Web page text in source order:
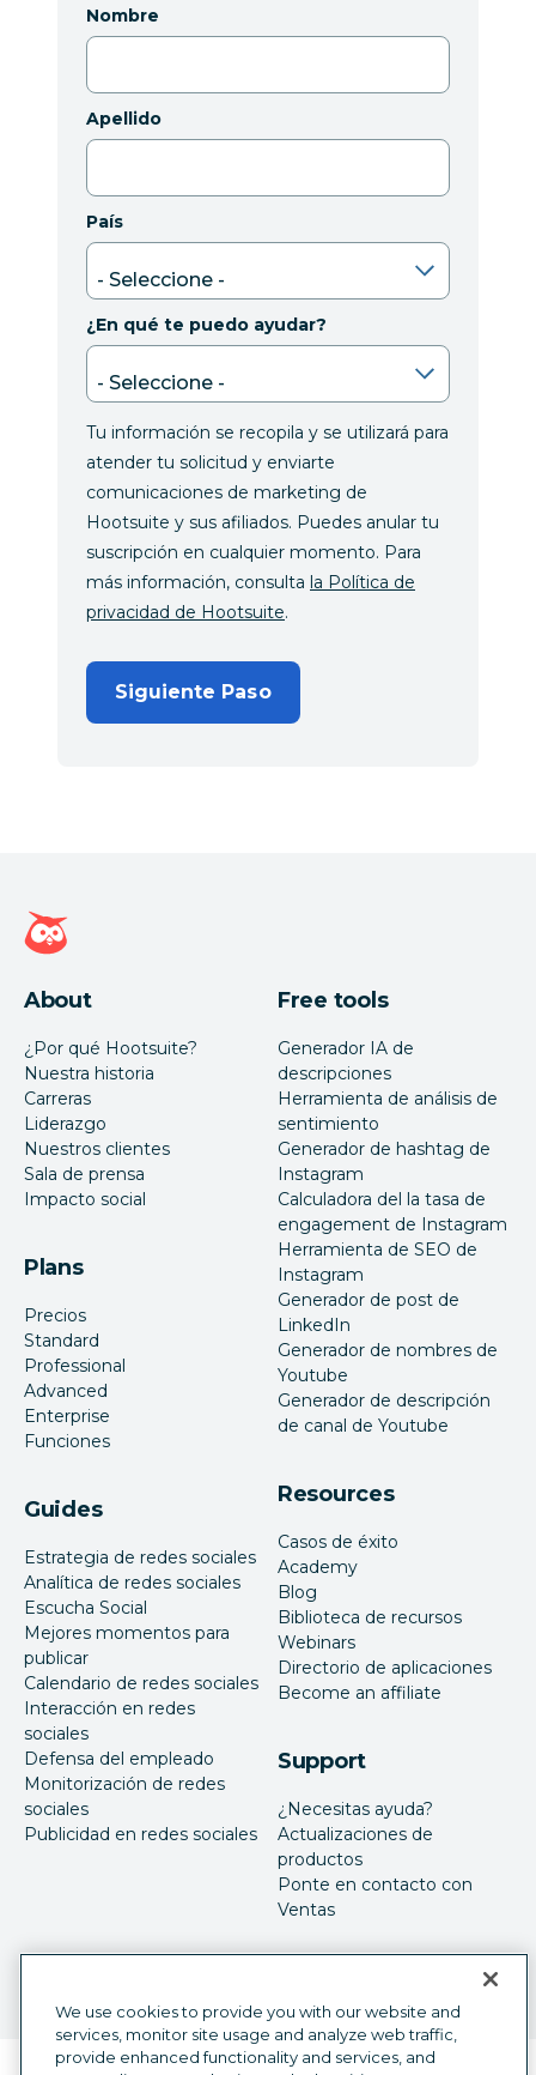
Nombre
Apellido
País
¿En qué te puedo ayudar?
Tu información se recopila y se utilizará para
atender tu solicitud y enviarte
comunicaciones de marketing de
Hootsuite y sus afiliados. Puedes anular tu
suscripción en cualquier momento. Para
más información, consulta la Política de
privacidad de Hootsuite.
Siguiente Paso
Página de inicio de Hootsuite
About
¿Por qué Hootsuite?
Nuestra historia
Carreras
Liderazgo
Nuestros clientes
Sala de prensa
Impacto social
Plans
Precios
Standard
Professional
Advanced
Enterprise
Funciones
Guides
Estrategia de redes sociales
Analítica de redes sociales
Escucha Social
Mejores momentos para
publicar
Calendario de redes sociales
Interacción en redes
sociales
Defensa del empleado
Monitorización de redes
sociales
Publicidad en redes sociales
Free tools
Generador IA de
descripciones
Herramienta de análisis de
sentimiento
Generador de hashtag de
Instagram
Calculadora del la tasa de
engagement de Instagram
Herramienta de SEO de
Instagram
Generador de post de
LinkedIn
Generador de nombres de
Youtube
Generador de descripción
de canal de Youtube
Resources
Casos de éxito
Academy
Blog
Biblioteca de recursos
Webinars
Directorio de aplicaciones
Become an affiliate
Support
¿Necesitas ayuda?
Actualizaciones de
productos
Ponte en contacto con
Ventas
We use cookies to provide you with our website and
services, monitor site usage and analyze web traffic,
provide enhanced functionality and services, and